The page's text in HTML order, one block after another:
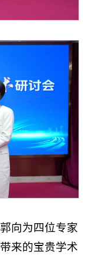
向为四位专家
来的宝贵学术